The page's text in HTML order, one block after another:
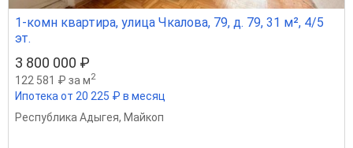
1-комн квартира, улица Чкалова, 79, д. 79, 31 м², 4/5
эт.
3 800 000 ₽
122 581 ₽ за м2
Ипотека от 20 225 ₽ в месяц
Республика Адыгея, Майкоп